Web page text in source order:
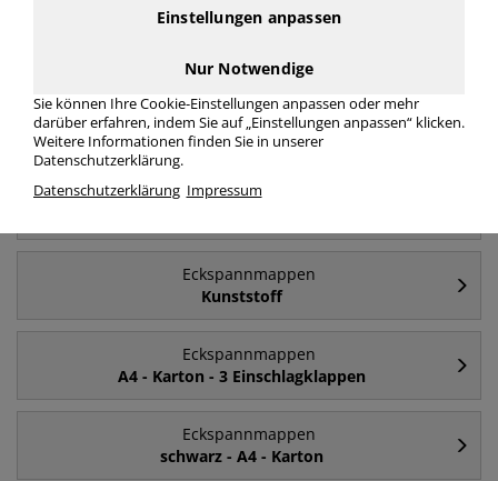
Eckspannmappen
Eckspannmappen
A4 - Karton
Eckspannmappen
Eckspannmappen
Kunststoff
Eckspannmappen
A4 - Karton - 3 Einschlagklappen
Eckspannmappen
schwarz - A4 - Karton
Einstellungen anpassen
Nur Notwendige
Sie können Ihre Cookie-Einstellungen anpassen oder mehr
darüber erfahren, indem Sie auf „Einstellungen anpassen“ klicken.
Weitere Informationen finden Sie in unserer
Datenschutzerklärung.
Datenschutzerklärung Impressum